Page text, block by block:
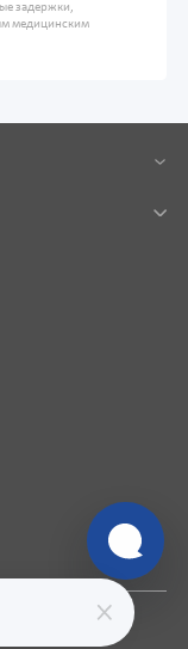
задержки,
медицинским